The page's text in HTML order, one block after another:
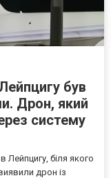
був
Дрон, який
систему
Лейпцигу, біля якого
дрон із